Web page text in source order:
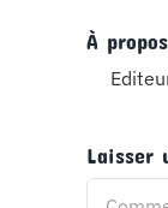
À
Laisser